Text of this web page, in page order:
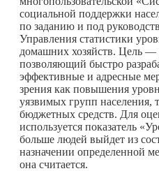
социальной поддержки
по заданию и под
Управления статистики
домашних хозяйств. Цель —
позволяющий быстро
эффективные и адресные
зрения как повышения
уязвимых групп населения,
бюджетных средств. Для
используется показатель
больше людей выйдет из
назначении определенной
она считается.